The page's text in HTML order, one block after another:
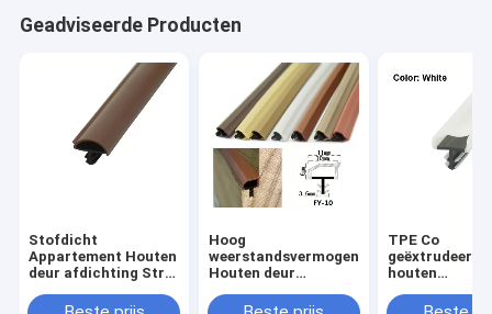
Geadviseerde Producten
Stofdicht
Appartement Houten
deur afdichting Strip
Hoog
weerstandsvermogen
Houten deur
Door Weer Stripping
TPE Co
geëxtrudeerde
houten
deur